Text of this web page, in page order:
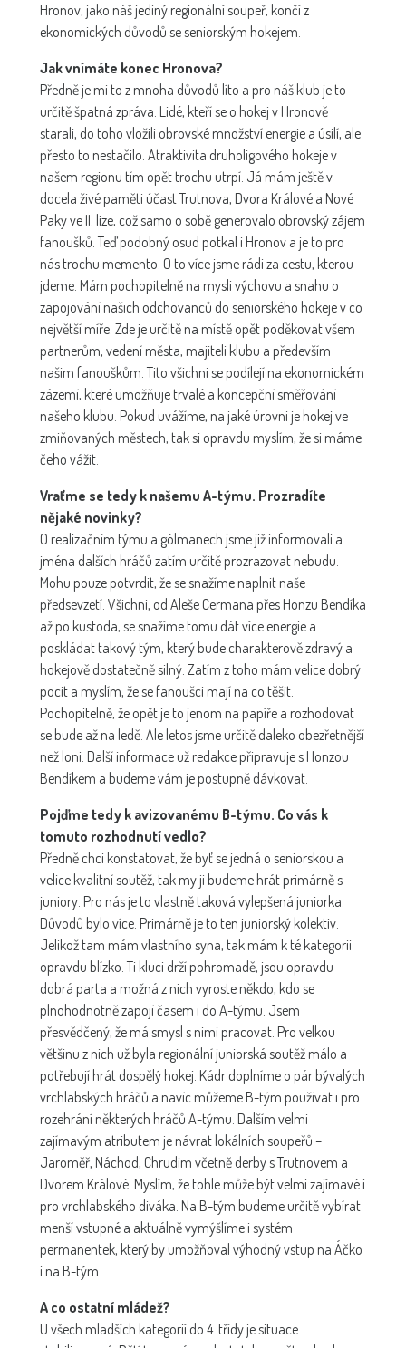
Hronov, jako náš jediný regionální soupeř, končí z
ekonomických důvodů se seniorským hokejem.
Jak vnímáte konec Hronova?
Předně je mi to z mnoha důvodů líto a pro náš klub je to
určitě špatná zpráva. Lidé, kteří se o hokej v Hronově
starali, do toho vložili obrovské množství energie a úsilí, ale
přesto to nestačilo. Atraktivita druholigového hokeje v
našem regionu tím opět trochu utrpí. Já mám ještě v
docela živé paměti účast Trutnova, Dvora Králové a Nové
Paky ve II. lize, což samo o sobě generovalo obrovský zájem
fanoušků. Teď podobný osud potkal i Hronov a je to pro
nás trochu memento. O to více jsme rádi za cestu, kterou
jdeme. Mám pochopitelně na mysli výchovu a snahu o
zapojování našich odchovanců do seniorského hokeje v co
největší míře. Zde je určitě na místě opět poděkovat všem
partnerům, vedení města, majiteli klubu a především
našim fanouškům. Tito všichni se podílejí na ekonomickém
zázemí, které umožňuje trvalé a koncepční směřování
našeho klubu. Pokud uvážíme, na jaké úrovni je hokej ve
zmiňovaných městech, tak si opravdu myslím, že si máme
čeho vážit.
Vraťme se tedy k našemu A-týmu. Prozradíte
nějaké novinky?
O realizačním týmu a gólmanech jsme již informovali a
jména dalších hráčů zatím určitě prozrazovat nebudu.
Mohu pouze potvrdit, že se snažíme naplnit naše
předsevzetí. Všichni, od Aleše Cermana přes Honzu Bendíka
až po kustoda, se snažíme tomu dát více energie a
poskládat takový tým, který bude charakterově zdravý a
hokejově dostatečně silný. Zatím z toho mám velice dobrý
pocit a myslím, že se fanoušci mají na co těšit.
Pochopitelně, že opět je to jenom na papíře a rozhodovat
se bude až na ledě. Ale letos jsme určitě daleko obezřetnější
než loni. Další informace už redakce připravuje s Honzou
Bendíkem a budeme vám je postupně dávkovat.
Pojďme tedy k avizovanému B-týmu. Co vás k
tomuto rozhodnutí vedlo?
Předně chci konstatovat, že byť se jedná o seniorskou a
velice kvalitní soutěž, tak my ji budeme hrát primárně s
juniory. Pro nás je to vlastně taková vylepšená juniorka.
Důvodů bylo více. Primárně je to ten juniorský kolektiv.
Jelikož tam mám vlastního syna, tak mám k té kategorii
opravdu blízko. Ti kluci drží pohromadě, jsou opravdu
dobrá parta a možná z nich vyroste někdo, kdo se
plnohodnotně zapojí časem i do A-týmu. Jsem
přesvědčený, že má smysl s nimi pracovat. Pro velkou
většinu z nich už byla regionální juniorská soutěž málo a
potřebují hrát dospělý hokej. Kádr doplníme o pár bývalých
vrchlabských hráčů a navíc můžeme B-tým používat i pro
rozehrání některých hráčů A-týmu. Dalším velmi
zajímavým atributem je návrat lokálních soupeřů –
Jaroměř, Náchod, Chrudim včetně derby s Trutnovem a
Dvorem Králové. Myslím, že tohle může být velmi zajímavé i
pro vrchlabského diváka. Na B-tým budeme určitě vybírat
menší vstupné a aktuálně vymýšlíme i systém
permanentek, který by umožňoval výhodný vstup na Áčko
i na B-tým.
A co ostatní mládež?
U všech mladších kategorií do 4. třídy je situace